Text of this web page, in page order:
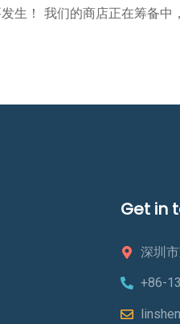
生！ 我们的商店正在筹备中
Get in
深圳
+86-